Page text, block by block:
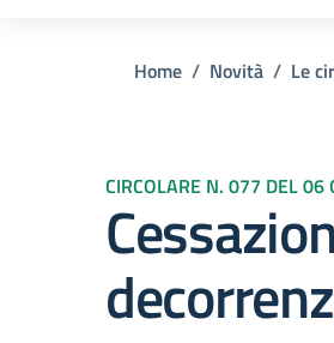
Home Novità Le
CIRCOLARE N. 077 DEL 06